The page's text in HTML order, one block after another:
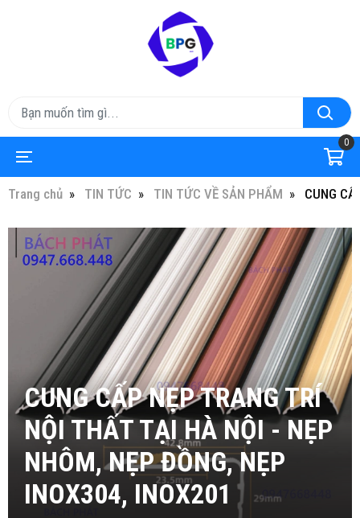
0
Trang chủ TIN TỨC TIN TỨC VỀ SẢN PHẨM CUNG
CUNG CẤP NẸP TRANG TRÍ
NỘI THẤT TẠI HÀ NỘI - NẸP
NHÔM, NẸP ĐỒNG, NẸP
INOX304, INOX201